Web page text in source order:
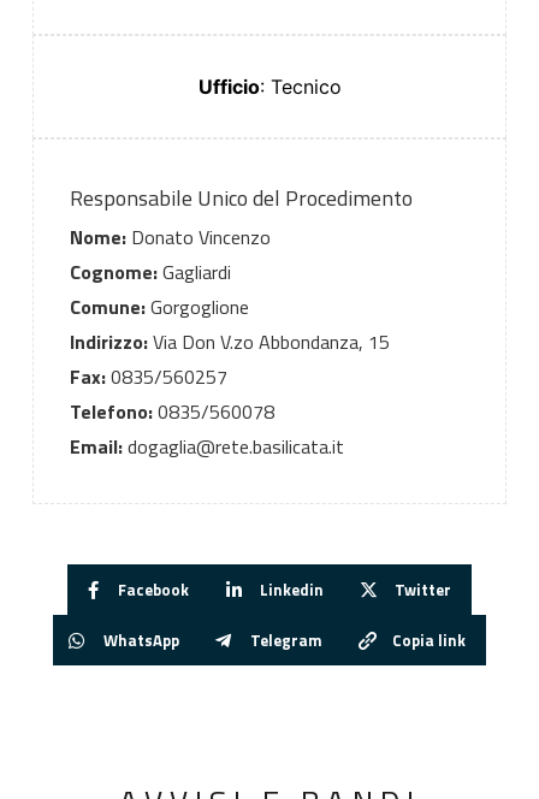
Ufficio: Tecnico
Responsabile Unico del Procedimento
Nome:Donato Vincenzo
Cognome:Gagliardi
Comune:Gorgoglione
Indirizzo:Via Don V.zo Abbondanza, 15
Fax:0835/560257
Telefono:0835/560078
Email:dogaglia@rete.basilicata.it
Facebook Linkedin Twitter
WhatsApp Telegram Copia link